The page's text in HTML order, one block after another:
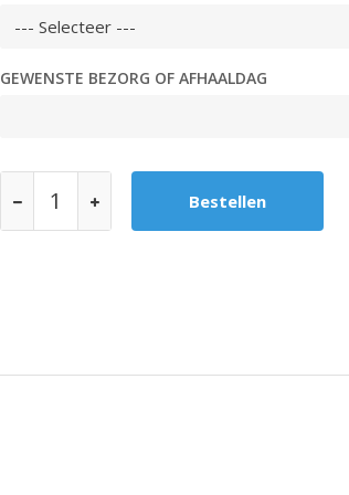
GEWENSTE BEZORG OF AFHAALDAG